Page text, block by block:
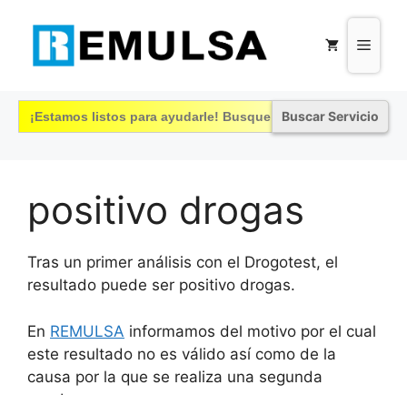
contenido
Menú
Buscar:
positivo drogas
Tras un primer análisis con el Drogotest, el
resultado puede ser positivo drogas.
En REMULSA informamos del motivo por el cual
este resultado no es válido así como de la
causa por la que se realiza una segunda